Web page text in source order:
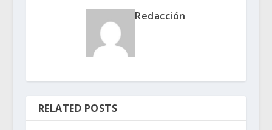
Redacción
RELATED POSTS